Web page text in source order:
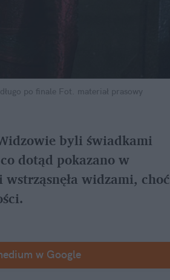
po finale Fot. materiał prasowy
byli świadkami
dotąd pokazano w
widzami, choć
w Google